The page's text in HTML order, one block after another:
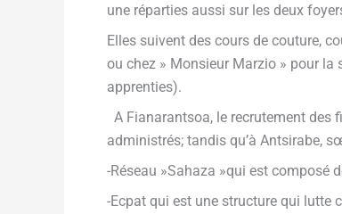
une réparties aussi sur les deux
Elles suivent des cours de couture,
ou chez » Monsieur Marzio » pour la
apprenties).
A Fianarantsoa, le recrutement
administrés; tandis qu’à Antsirabe,
-Réseau »Sahaza »qui est composé
-Ecpat qui est une structure qui lutte